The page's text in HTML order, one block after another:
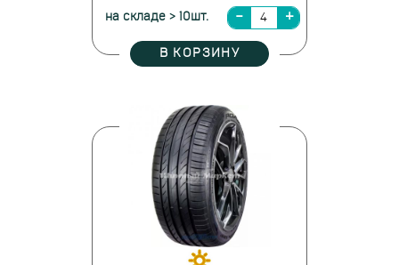
на складе > 10шт.
В КОРЗИНУ